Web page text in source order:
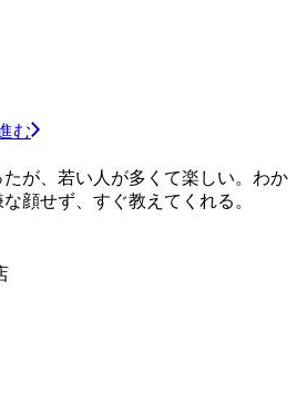
む
が、若い人が多くて楽しい。わか
顔せず、すぐ教えてくれる。